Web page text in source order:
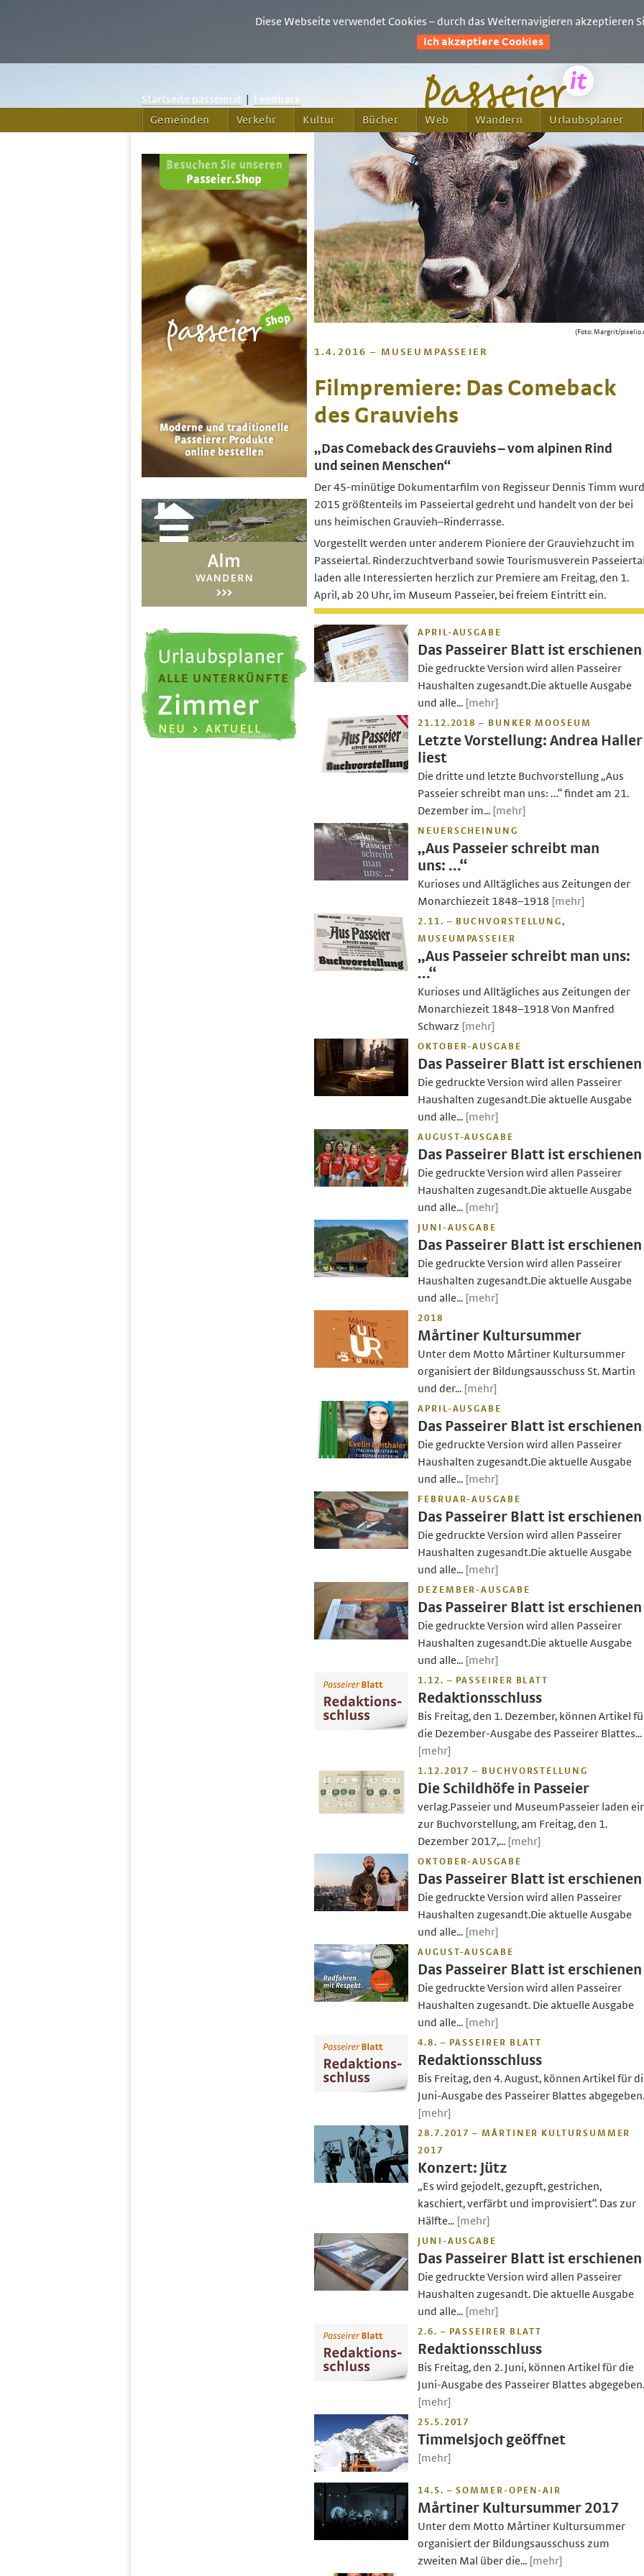
Startseite passeier.it
Feedback
Gemeinden
Verkehr Kultur Bücher Web Wandern Urlaubsplaner
(Foto: Margrit/
1.4.2016 – MUSEUMPASSEIER
Filmpremiere: Das Comeback
des Grauviehs
„Das Comeback des Grauviehs – vom alpinen Rind
und seinen Menschen“
Der 45-minütige Dokumentarfilm von Regisseur Dennis Timm
2015 größtenteils im Passeiertal gedreht und handelt von der bei
uns heimischen Grauvieh–Rinderrasse.
Vorgestellt werden unter anderem Pioniere der Grauviehzucht im
Passeiertal. Rinderzuchtverband sowie Tourismusverein
laden alle Interessierten herzlich zur Premiere am Freitag, den 1.
April, ab 20 Uhr, im Museum Passeier, bei freiem Eintritt ein.
APRIL-AUSGABE
Das Passeirer Blatt ist erschienen
Die gedruckte Version wird allen Passeirer
Haushalten zugesandt.Die aktuelle Ausgabe
und alle... [mehr]
21.12.2018 – BUNKER MOOSEUM
Letzte Vorstellung: Andrea Haller
liest
Die dritte und letzte Buchvorstellung „Aus
Passeier schreibt man uns: …“ findet am 21.
Dezember im... [mehr]
NEUERSCHEINUNG
„Aus Passeier schreibt man
uns: …“
Kurioses und Alltägliches aus Zeitungen der
Monarchiezeit 1848–1918 [mehr]
2.11. – BUCHVORSTELLUNG,
MUSEUMPASSEIER
„Aus Passeier schreibt man uns:
…“
Kurioses und Alltägliches aus Zeitungen der
Monarchiezeit 1848–1918 Von Manfred
Schwarz [mehr]
OKTOBER-AUSGABE
Das Passeirer Blatt ist erschienen
Die gedruckte Version wird allen Passeirer
Haushalten zugesandt.Die aktuelle Ausgabe
und alle... [mehr]
AUGUST-AUSGABE
Das Passeirer Blatt ist erschienen
Die gedruckte Version wird allen Passeirer
Haushalten zugesandt.Die aktuelle Ausgabe
und alle... [mehr]
JUNI-AUSGABE
Das Passeirer Blatt ist erschienen
Die gedruckte Version wird allen Passeirer
Haushalten zugesandt.Die aktuelle Ausgabe
und alle... [mehr]
2018
Mårtiner Kultursummer
Unter dem Motto Mårtiner Kultursummer
organisiert der Bildungsausschuss St. Martin
und der... [mehr]
APRIL-AUSGABE
Das Passeirer Blatt ist erschienen
Die gedruckte Version wird allen Passeirer
Haushalten zugesandt.Die aktuelle Ausgabe
und alle... [mehr]
FEBRUAR-AUSGABE
Das Passeirer Blatt ist erschienen
Die gedruckte Version wird allen Passeirer
Haushalten zugesandt.Die aktuelle Ausgabe
und alle... [mehr]
DEZEMBER-AUSGABE
Das Passeirer Blatt ist erschienen
Die gedruckte Version wird allen Passeirer
Haushalten zugesandt.Die aktuelle Ausgabe
und alle... [mehr]
1.12. – PASSEIRER BLATT
Redaktionsschluss
Bis Freitag, den 1. Dezember, können Artikel
die Dezember-Ausgabe des Passeirer Blattes...
[mehr]
1.12.2017 – BUCHVORSTELLUNG
Die Schildhöfe in Passeier
verlag.Passeier und MuseumPasseier laden
zur Buchvorstellung, am Freitag, den 1.
Dezember 2017,... [mehr]
OKTOBER-AUSGABE
Das Passeirer Blatt ist erschienen
Die gedruckte Version wird allen Passeirer
Haushalten zugesandt.Die aktuelle Ausgabe
und alle... [mehr]
AUGUST-AUSGABE
Das Passeirer Blatt ist erschienen
Die gedruckte Version wird allen Passeirer
Haushalten zugesandt. Die aktuelle Ausgabe
und alle... [mehr]
4.8. – PASSEIRER BLATT
Redaktionsschluss
Bis Freitag, den 4. August, können Artikel für
Juni-Ausgabe des Passeirer Blattes
[mehr]
28.7.2017 – MÅRTINER KULTURSUMMER
2017
Konzert: Jütz
„Es wird gejodelt, gezupft, gestrichen,
kaschiert, verfärbt und improvisiert“. Das zur
Hälfte... [mehr]
JUNI-AUSGABE
Das Passeirer Blatt ist erschienen
Die gedruckte Version wird allen Passeirer
Haushalten zugesandt. Die aktuelle Ausgabe
und alle... [mehr]
2.6. – PASSEIRER BLATT
Redaktionsschluss
Bis Freitag, den 2. Juni, können Artikel für die
Juni-Ausgabe des Passeirer Blattes
[mehr]
25.5.2017
Timmelsjoch geöffnet
[mehr]
14.5. – SOMMER-OPEN-AIR
Mårtiner Kultursummer 2017
Unter dem Motto Mårtiner Kultursummer
organisiert der Bildungsausschuss zum
zweiten Mal über die... [mehr]
Diese Webseite verwendet Cookies – durch das Weiternavigieren akzeptieren
Ich akzeptiere Cookies